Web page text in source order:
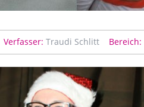
Verfasser: Traudi Schlitt Bereich: